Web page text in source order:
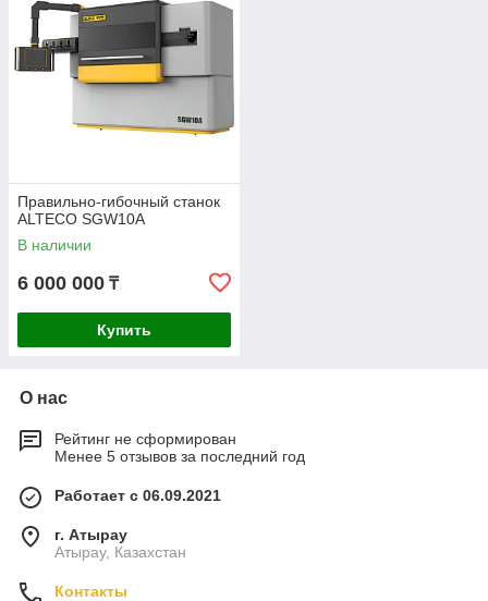
Правильно-гибочный станок
ALTECO SGW10A
В наличии
6 000 000 ₸
Купить
О нас
Рейтинг не сформирован
Менее 5 отзывов за последний год
Работает с 06.09.2021
г. Атырау
Атырау, Казахстан
Контакты